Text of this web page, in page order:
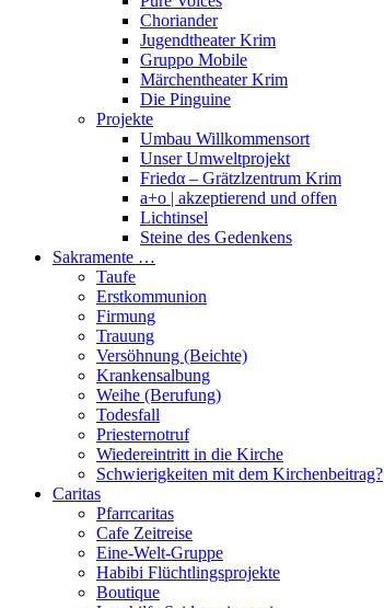
Choriander
Jugendtheater Krim
Gruppo Mobile
Märchentheater Krim
Die Pinguine
Projekte
Umbau Willkommensort
Unser Umweltprojekt
Friedα – Grätzlzentrum Krim
a+o | akzeptierend und offen
Lichtinsel
Steine des Gedenkens
Sakramente …
Taufe
Erstkommunion
Firmung
Trauung
Versöhnung (Beichte)
Krankensalbung
Weihe (Berufung)
Todesfall
Priesternotruf
Wiedereintritt in die Kirche
Schwierigkeiten mit dem Kirchenbeitrag?
Caritas
Pfarrcaritas
Cafe Zeitreise
Eine-Welt-Gruppe
Habibi Flüchtlingsprojekte
Boutique